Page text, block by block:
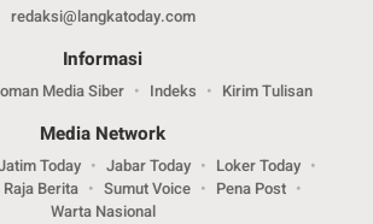
redaksi@langkatoday.com
Informasi
Media Siber Indeks Kirim Tulisan
Media Network
Today Jabar Today
Loker Today
Raja Berita Sumut Voice
Pena Post
Warta Nasional